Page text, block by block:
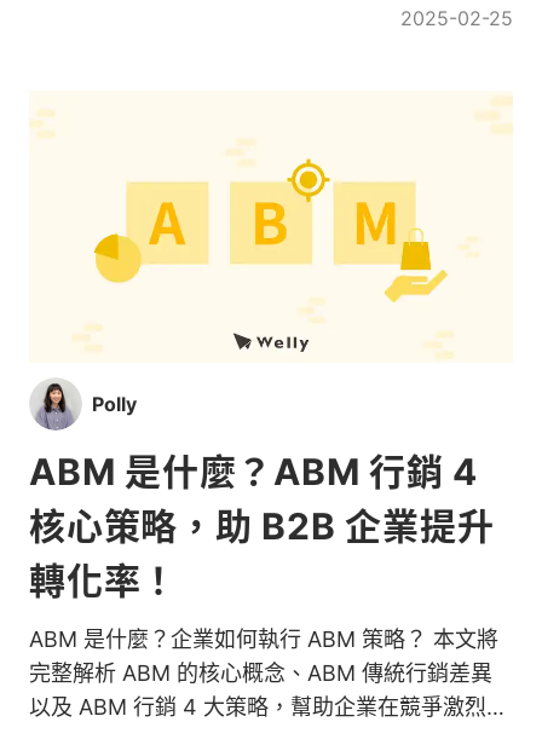
2025-02-25
Polly
ABM 是什麼？ABM 行銷 4
核心策略，助 B2B 企業提升
轉化率！
ABM 是什麼？企業如何執行 ABM 策略？ 本文將
完整解析 ABM 的核心概念、ABM 傳統行銷差異
以及 ABM 行銷 4 大策略，幫助企業在競爭激烈的